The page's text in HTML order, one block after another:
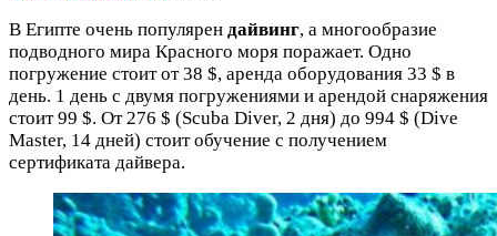
В Египте очень популярен дайвинг, а многообразие
подводного мира Красного моря поражает. Одно
погружение стоит от 38 $, аренда оборудования 33 $ в
день. 1 день с двумя погружениями и арендой снаряжения
стоит 99 $. От 276 $ (Scuba Diver, 2 дня) до 994 $ (Dive
Master, 14 дней) стоит обучение с получением
сертификата дайвера.